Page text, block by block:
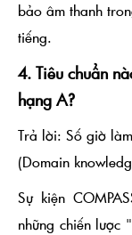
bảo âm thanh
tiếng.
4. Tiêu chuẩn
hạng A?
Trả lời: Số giờ
(Domain
Sự kiện
những chiến lược